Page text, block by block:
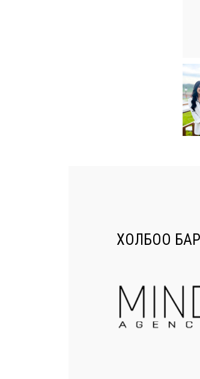
ХОЛБОО